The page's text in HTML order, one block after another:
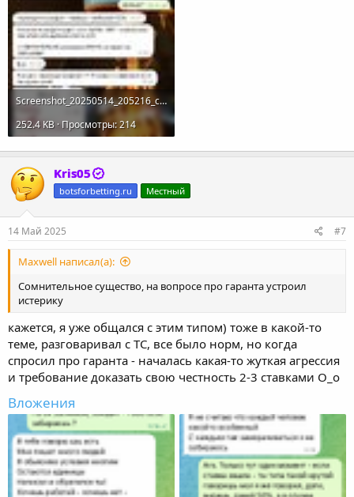
Screenshot_20250514_205216_com_google_android_apps_photos_LocalPhotosActivity.jpg
252.4 KB · Просмотры: 214
Kris05
botsforbetting.ru Местный
14 Май 2025 #7
Maxwell написал(а):
Сомнительное существо, на вопросе про гаранта устроил
истерику
кажется, я уже общался с этим типом) тоже в какой-то
теме, разговаривал с ТС, все было норм, но когда
спросил про гаранта - началась какая-то жуткая агрессия
и требование доказать свою честность 2-3 ставками О_о
Вложения